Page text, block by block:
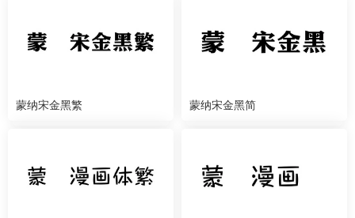
蒙纳宋金黑繁 蒙纳宋金黑简